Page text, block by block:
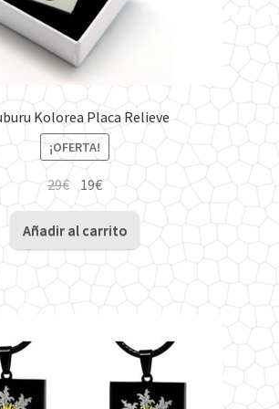
Kolorea Placa Relieve
¡OFERTA!
29€ El
precio
original
era:
19€El
precio
actual
es:
19€.
Añadir al carrito